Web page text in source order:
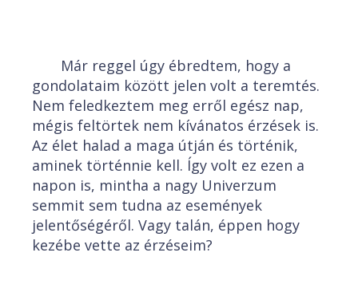
Már reggel úgy ébredtem, hogy a
gondolataim között jelen volt a teremtés.
Nem feledkeztem meg erről egész nap,
mégis feltörtek nem kívánatos érzések is.
Az élet halad a maga útján és történik,
aminek történnie kell. Így volt ez ezen a
napon is, mintha a nagy Univerzum
semmit sem tudna az események
jelentőségéről. Vagy talán, éppen hogy
kezébe vette az érzéseim?